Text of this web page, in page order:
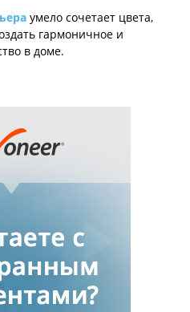
умело сочетает цвета,
гармоничное и
в доме.